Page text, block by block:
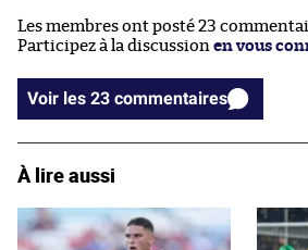
Les membres ont posté 23
Participez à la discussion en vous
Voir les 23 commentaires
À lire aussi